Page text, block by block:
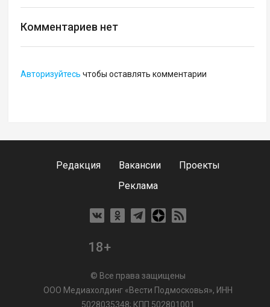
Комментариев нет
Авторизуйтесь чтобы оставлять комментарии
Редакция Вакансии
Проекты
Реклама
18+
© Все права защищены
ООО Медиахолдинг «Вести Подмосковья», ИНН
5028035348; КПП 502801001